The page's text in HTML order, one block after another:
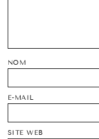
NOM
E-MAIL
SITE WEB